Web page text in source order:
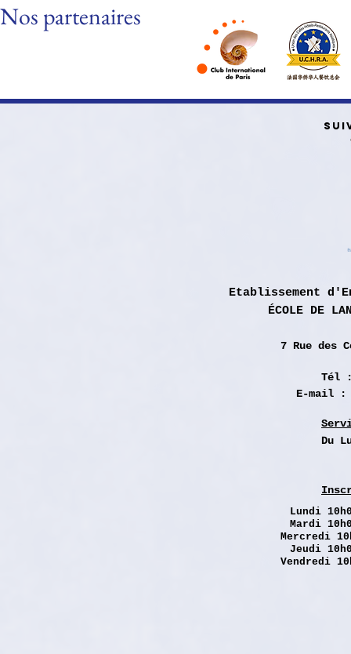
Nos partenaires
Etablissement
ÉCOLE DE
7 Rue des
Tél
E-mail
Du
Lundi
Mardi
Mercredi
Jeudi
Vendredi